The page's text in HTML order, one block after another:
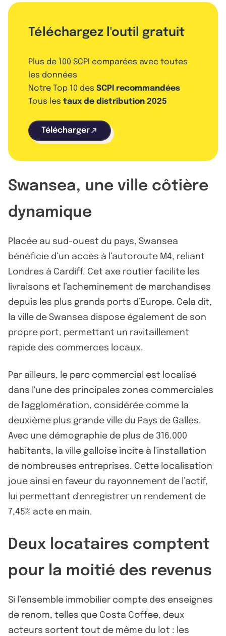
Téléchargez l'outil gratuit
Plus de 100 SCPI comparées avec toutes
les données
Notre Top 10 des SCPI recommandées
Tous les taux de distribution 2025
Télécharger
Swansea, une ville côtière
dynamique
Placée au sud-ouest du pays, Swansea
bénéficie d’un accès à l’autoroute M4, reliant
Londres à Cardiff. Cet axe routier facilite les
livraisons et l’acheminement de marchandises
depuis les plus grands ports d’Europe. Cela dit,
la ville de Swansea dispose également de son
propre port, permettant un ravitaillement
rapide des commerces locaux.
Par ailleurs, le parc commercial est localisé
dans l'une des principales zones commerciales
de l'agglomération, considérée comme la
deuxième plus grande ville du Pays de Galles.
Avec une démographie de plus de 316.000
habitants, la ville galloise incite à l'installation
de nombreuses entreprises. Cette localisation
joue ainsi en faveur du rayonnement de l’actif,
lui permettant d'enregistrer un rendement de
7,45% acte en main.
Deux locataires comptent
pour la moitié des revenus
Si l’ensemble immobilier compte des enseignes
de renom, telles que Costa Coffee, deux
acteurs sortent tout de même du lot : les